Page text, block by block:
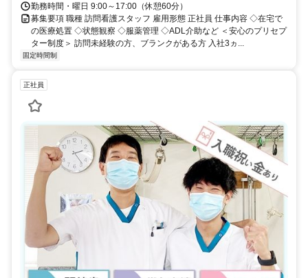
勤務時間・曜日 9:00～17:00（休憩60分）
募集要項 職種 訪問看護スタッフ 雇用形態 正社員 仕事内容 ◇在宅で
の医療処置 ◇状態観察 ◇服薬管理 ◇ADL介助など ＜安心のプリセプ
ター制度＞ 訪問未経験の方、ブランクがある方 入社3ヵ...
固定時間制
正社員